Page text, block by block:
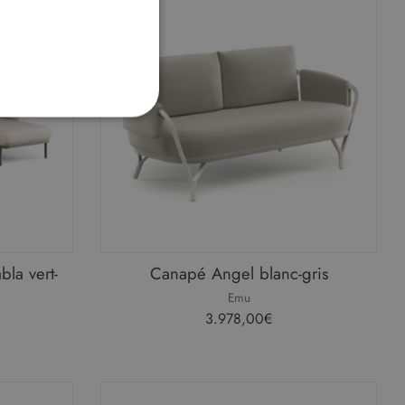
vert-
Canapé Angel blanc-gris
Emu
3.978,00€
et la gestion des